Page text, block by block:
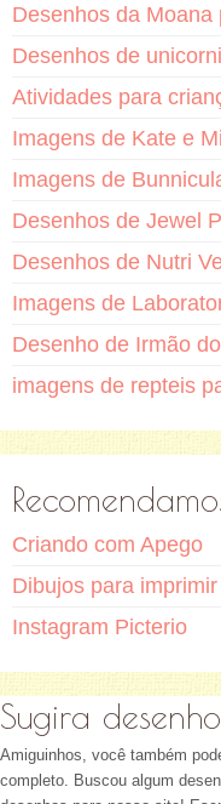
Desenhos da
Desenhos de
Atividades para
Imagens de Kate e
Imagens de
Desenhos de Jewel
Desenhos de Nutri
Imagens de
Desenho de Irmão
imagens de repteis
Criando com Apego
Dibujos para
Instagram Picterio
Sugira
Amiguinhos, você também
completo. Buscou algum